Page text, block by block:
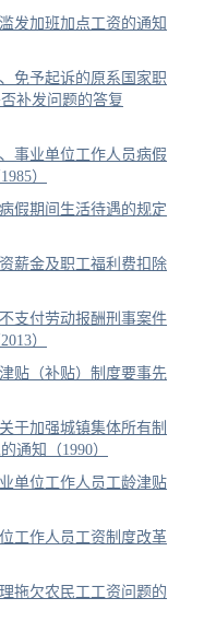
发加班加点工资的通知
免予起诉的原系国家职
补发问题的答复
事业单位工作人员病假
）
假期间生活待遇的规定
薪金及职工福利费扣除
支付劳动报酬刑事案件
）
贴（补贴）制度要事先
于加强城镇集体所有制
通知（1990）
单位工作人员工龄津贴
工作人员工资制度改革
拖欠农民工工资问题的